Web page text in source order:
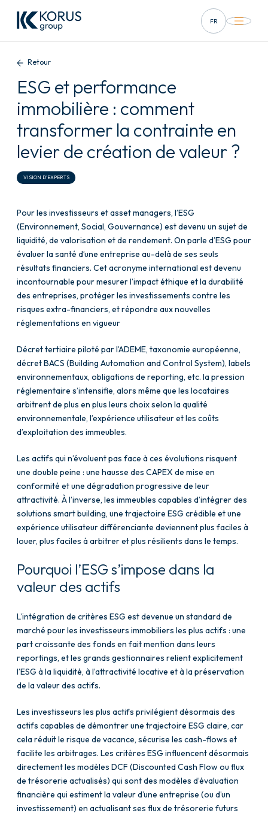
FR
Retour
ESG et performance
immobilière : comment
transformer la contrainte en
levier de création de valeur ?
VISION D'EXPERTS
Pour les investisseurs et asset managers, l’ESG
(Environnement, Social, Gouvernance) est devenu un sujet de
liquidité, de valorisation et de rendement. On parle d’ESG pour
évaluer la santé d’une entreprise au-delà de ses seuls
résultats financiers. Cet acronyme international est devenu
incontournable pour mesurer l’impact éthique et la durabilité
des entreprises, protéger les investissements contre les
risques extra-financiers, et répondre aux nouvelles
réglementations en vigueur
Décret tertiaire piloté par l’ADEME, taxonomie européenne,
décret BACS (Building Automation and Control System), labels
environnementaux, obligations de reporting, etc. la pression
réglementaire s’intensifie, alors même que les locataires
arbitrent de plus en plus leurs choix selon la qualité
environnementale, l’expérience utilisateur et les coûts
d’exploitation des immeubles.
Les actifs qui n’évoluent pas face à ces évolutions risquent
une double peine : une hausse des CAPEX de mise en
conformité et une dégradation progressive de leur
attractivité. À l’inverse, les immeubles capables d’intégrer des
solutions smart building, une trajectoire ESG crédible et une
expérience utilisateur différenciante deviennent plus faciles à
louer, plus faciles à arbitrer et plus résilients dans le temps.
Pourquoi l’ESG s’impose dans la
valeur des actifs
L’intégration de critères ESG est devenue un standard de
marché pour les investisseurs immobiliers les plus actifs : une
part croissante des fonds en fait mention dans leurs
reportings, et les grands gestionnaires relient explicitement
l’ESG à la liquidité, à l’attractivité locative et à la préservation
de la valeur des actifs.
Les investisseurs les plus actifs privilégient désormais des
actifs capables de démontrer une trajectoire ESG claire, car
cela réduit le risque de vacance, sécurise les cash-flows et
facilite les arbitrages. Les critères ESG influencent désormais
directement les modèles DCF (Discounted Cash Flow ou flux
de trésorerie actualisés) qui sont des modèles d’évaluation
financière qui estiment la valeur d’une entreprise (ou d’un
investissement) en actualisant ses flux de trésorerie futurs